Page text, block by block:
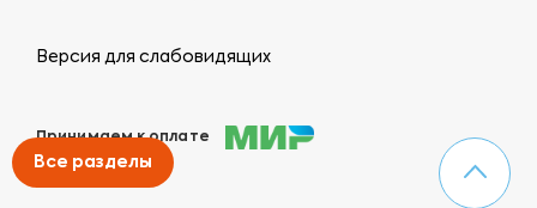
Версия для слабовидящих
Принимаем к оплате
Все разделы